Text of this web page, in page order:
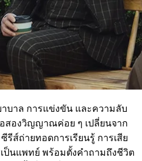
บาล การแข่งขัน และความลับ
องวิญญาณค่อย ๆ เปลี่ยนจาก
รีส์ถ่ายทอดการเรียนรู้ การเสีย
ป็นแพทย์ พร้อมตั้งคำถามถึงชีวิต